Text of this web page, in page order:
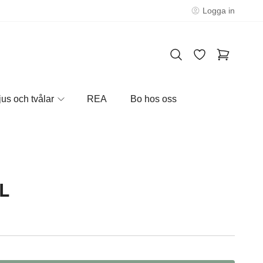
Logga in
och tvålar REA Bo hos oss